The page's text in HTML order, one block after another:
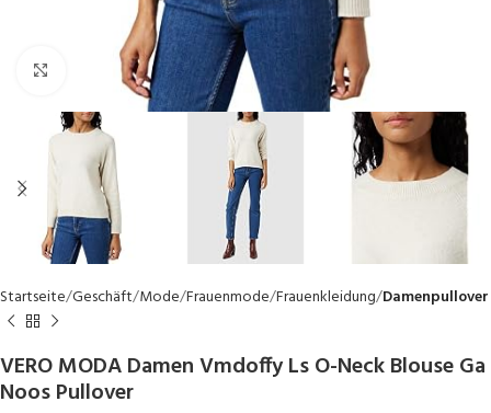
Click to enlarge
Startseite Geschäft Mode Frauenmode Frauenkleidung Damenpullover
VERO MODA Damen Vmdoffy Ls O-Neck Blouse Ga
Noos Pullover